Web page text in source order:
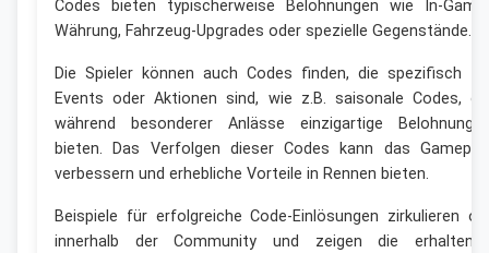
Codes bieten typischerweise Belohnungen wie In-
Währung, Fahrzeug-Upgrades oder spezielle Gegenstände.
Die Spieler können auch Codes finden, die spezifisch
Events oder Aktionen sind, wie z.B. saisonale Codes,
während besonderer Anlässe einzigartige
bieten. Das Verfolgen dieser Codes kann das
verbessern und erhebliche Vorteile in Rennen bieten.
Beispiele für erfolgreiche Code-Einlösungen zirkulieren
innerhalb der Community und zeigen die